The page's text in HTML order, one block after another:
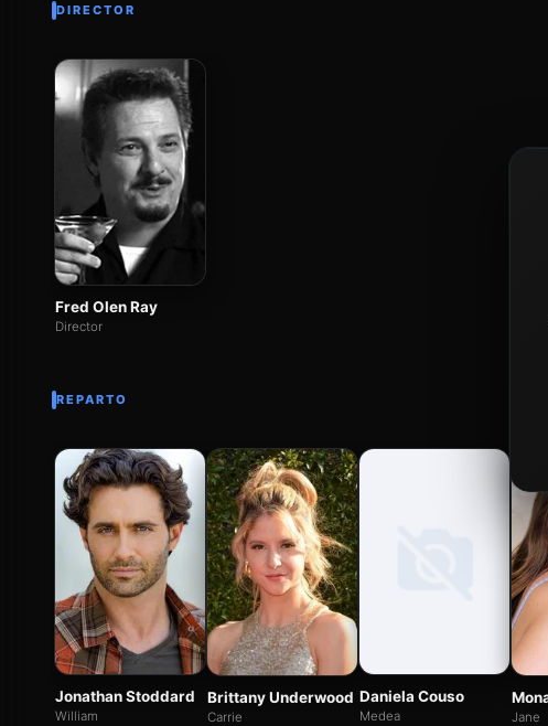
DIRECTOR
Fred Olen Ray
Director
REPARTO
Jonathan Stoddard
William
Brittany Underwood
Carrie
Daniela Couso
Medea Jane